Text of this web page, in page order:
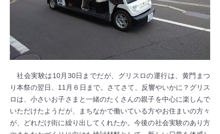
社会実験は10月30日までだが、グリスロの運行は、黄門まつ
り本祭の翌日、11月６日まで。さてさて、反響やいかに？グリス
ロは、小さいお子さまと一緒のたくさんの親子を中心に楽しんで
いただけたようだが、まちなかで働いている方やお住まいの方々
が、どれだけ街に繰り出してくれたか。今後の社会実験のあり方